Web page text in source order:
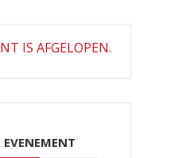
IS AFGELOPEN.
EVENEMENT